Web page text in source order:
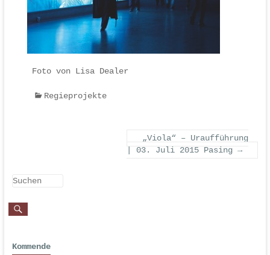
Foto von Lisa Dealer
Regieprojekte
„Viola“ – Uraufführung
| 03. Juli 2015 Pasing→
Kommende